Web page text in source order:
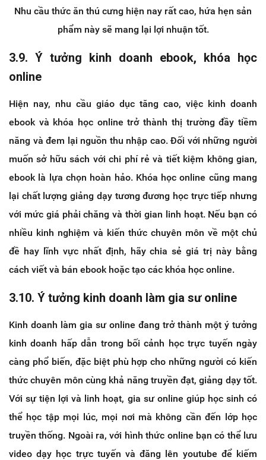
Nhu cầu thức ăn thú cưng hiện nay rất cao, hứa hẹn sản
phẩm này sẽ mang lại lợi nhuận tốt.
3.9. Ý tưởng kinh doanh ebook, khóa học
online
Hiện nay, nhu cầu giáo dục tăng cao, việc kinh doanh
ebook và khóa học online trở thành thị trường đầy tiềm
năng và đem lại nguồn thu nhập cao. Đối với những người
muốn sở hữu sách với chi phí rẻ và tiết kiệm không gian,
ebook là lựa chọn hoàn hảo. Khóa học online cũng mang
lại chất lượng giảng dạy tương đương học trực tiếp nhưng
với mức giá phải chăng và thời gian linh hoạt. Nếu bạn có
nhiều kinh nghiệm và kiến thức chuyên môn về một chủ
đề hay lĩnh vực nhất định, hãy chia sẻ giá trị này bằng
cách viết và bán ebook hoặc tạo các khóa học online.
3.10. Ý tưởng kinh doanh làm gia sư online
Kinh doanh làm gia sư online đang trở thành một ý tưởng
kinh doanh hấp dẫn trong bối cảnh học trực tuyến ngày
càng phổ biến, đặc biệt phù hợp cho những người có kiến
thức chuyên môn cùng khả năng truyền đạt, giảng dạy tốt.
Với sự tiện lợi và linh hoạt, gia sư online giúp học sinh có
thể học tập mọi lúc, mọi nơi mà không cần đến lớp học
truyền thống. Ngoài ra, với hình thức online bạn có thể lưu
video dạy học trực tuyến và đăng lên youtube để kiếm